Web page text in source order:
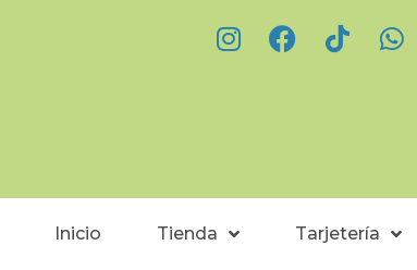
Inicio Tienda Tarjetería